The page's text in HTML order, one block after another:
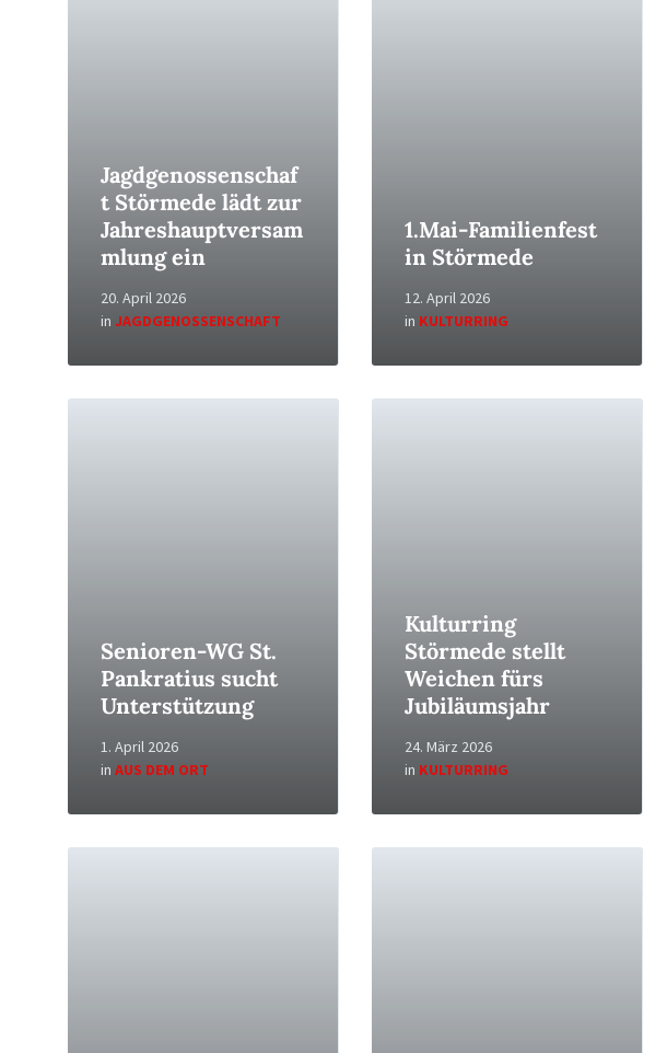
Jagdgenossenschaf
t Störmede lädt zur
Jahreshauptversam
mlung ein
20. April 2026
in JAGDGENOSSENSCHAFT
1.Mai-Familienfest
in Störmede
12. April 2026
in KULTURRING
Senioren-WG St.
Pankratius sucht
Unterstützung
1. April 2026
in AUS DEM ORT
Kulturring
Störmede stellt
Weichen fürs
Jubiläumsjahr
24. März 2026
in KULTURRING